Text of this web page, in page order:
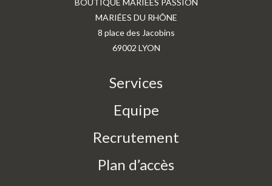
BOUTIQUE MARIÉES PASSION
MARIÉES DU RHÔNE
8 place des Jacobins
69002 LYON
Services
Equipe
Recrutement
Plan d’accès